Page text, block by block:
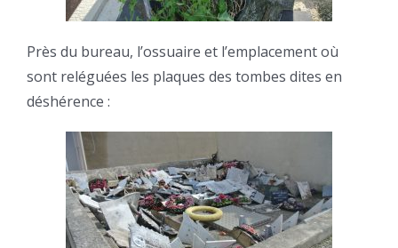
Près du bureau, l’ossuaire et l’emplacement où
sont reléguées les plaques des tombes dites en
déshérence :